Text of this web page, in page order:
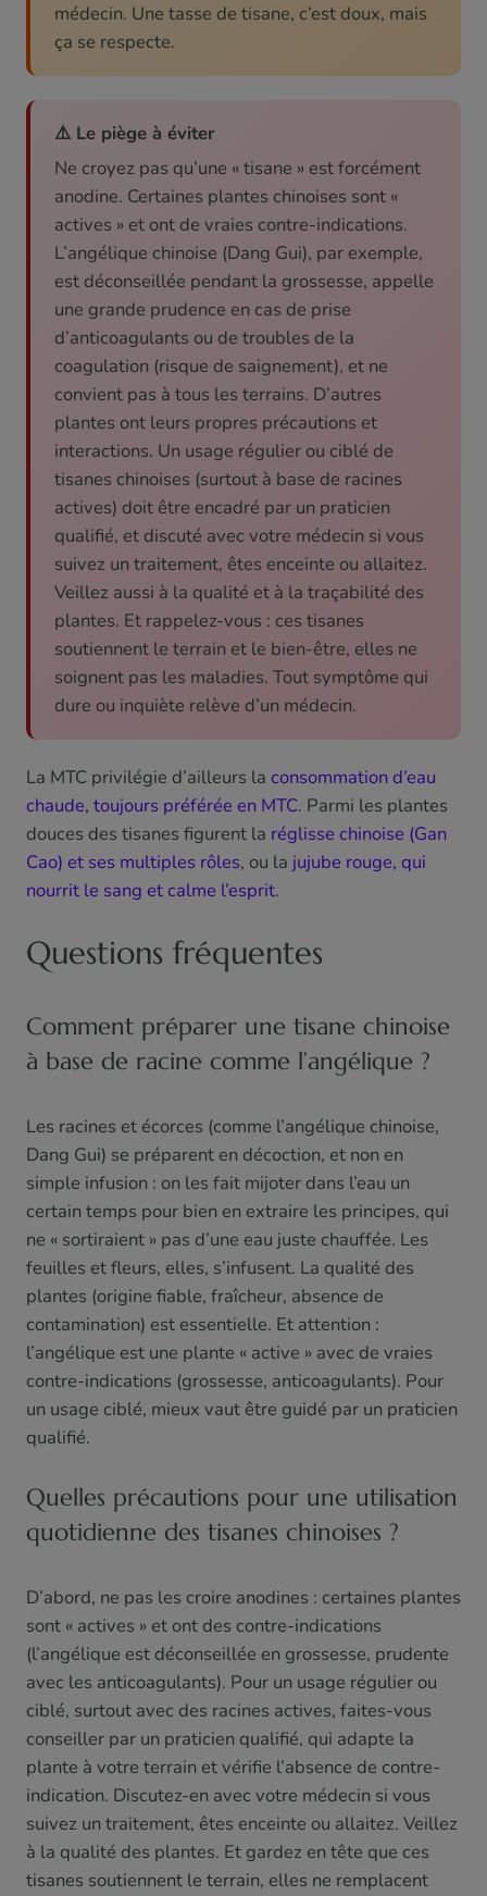
médecin. Une tasse de tisane, c’est doux, mais
ça se respecte.
⚠️ Le piège à éviter
Ne croyez pas qu’une « tisane » est forcément
anodine. Certaines plantes chinoises sont «
actives » et ont de vraies contre-indications.
L’angélique chinoise (Dang Gui), par exemple,
est déconseillée pendant la grossesse, appelle
une grande prudence en cas de prise
d’anticoagulants ou de troubles de la
coagulation (risque de saignement), et ne
convient pas à tous les terrains. D’autres
plantes ont leurs propres précautions et
interactions. Un usage régulier ou ciblé de
tisanes chinoises (surtout à base de racines
actives) doit être encadré par un praticien
qualifié, et discuté avec votre médecin si vous
suivez un traitement, êtes enceinte ou allaitez.
Veillez aussi à la qualité et à la traçabilité des
plantes. Et rappelez-vous : ces tisanes
soutiennent le terrain et le bien-être, elles ne
soignent pas les maladies. Tout symptôme qui
dure ou inquiète relève d’un médecin.
La MTC privilégie d’ailleurs la consommation d’eau
chaude, toujours préférée en MTC. Parmi les plantes
douces des tisanes figurent la réglisse chinoise (Gan
Cao) et ses multiples rôles, ou la jujube rouge, qui
nourrit le sang et calme l’esprit.
Questions fréquentes
Comment préparer une tisane chinoise
à base de racine comme l’angélique ?
Les racines et écorces (comme l’angélique chinoise,
Dang Gui) se préparent en décoction, et non en
simple infusion : on les fait mijoter dans l’eau un
certain temps pour bien en extraire les principes, qui
ne « sortiraient » pas d’une eau juste chauffée. Les
feuilles et fleurs, elles, s’infusent. La qualité des
plantes (origine fiable, fraîcheur, absence de
contamination) est essentielle. Et attention :
l’angélique est une plante « active » avec de vraies
contre-indications (grossesse, anticoagulants). Pour
un usage ciblé, mieux vaut être guidé par un praticien
qualifié.
Quelles précautions pour une utilisation
quotidienne des tisanes chinoises ?
D’abord, ne pas les croire anodines : certaines plantes
sont « actives » et ont des contre-indications
(l’angélique est déconseillée en grossesse, prudente
avec les anticoagulants). Pour un usage régulier ou
ciblé, surtout avec des racines actives, faites-vous
conseiller par un praticien qualifié, qui adapte la
plante à votre terrain et vérifie l’absence de contre-
indication. Discutez-en avec votre médecin si vous
suivez un traitement, êtes enceinte ou allaitez. Veillez
à la qualité des plantes. Et gardez en tête que ces
tisanes soutiennent le terrain, elles ne remplacent